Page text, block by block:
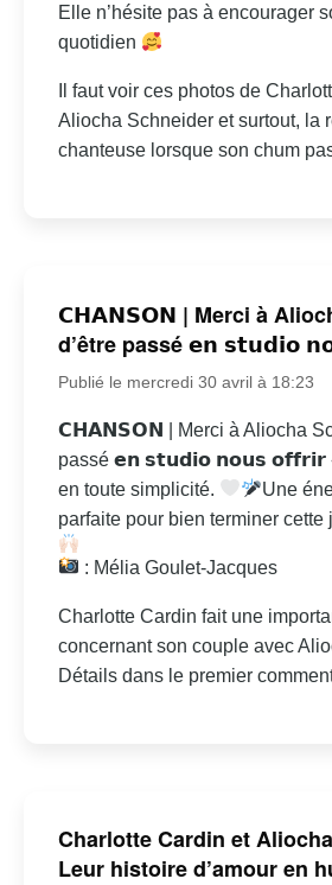
Elle n’hésite pas à encourager
quotidien
Il faut voir ces photos de
Aliocha Schneider et surtout, la
chanteuse lorsque son chum
𝗖𝗛𝗔𝗡𝗦𝗢𝗡 | Merci à
d’être passé 𝗲𝗻 𝘀𝘁𝘂𝗱𝗶𝗼
Publié le mercredi 30 avril à 18:23
𝗖𝗛𝗔𝗡𝗦𝗢𝗡 | Merci à Aliocha
passé 𝗲𝗻 𝘀𝘁𝘂𝗱𝗶𝗼 𝗻𝗼𝘂𝘀 𝗼𝗳𝗳𝗿𝗶𝗿
en toute simplicité.
Une
parfaite pour bien terminer cette
: Mélia Goulet-Jacques
Charlotte Cardin fait une
concernant son couple avec
Détails dans le premier
Charlotte Cardin et
Leur histoire d’amour en